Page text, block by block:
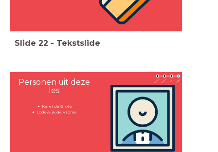
Slide 22 - Tekstslide
Personen uit deze
les
Karel de Grote
Lodewijk de Vrome